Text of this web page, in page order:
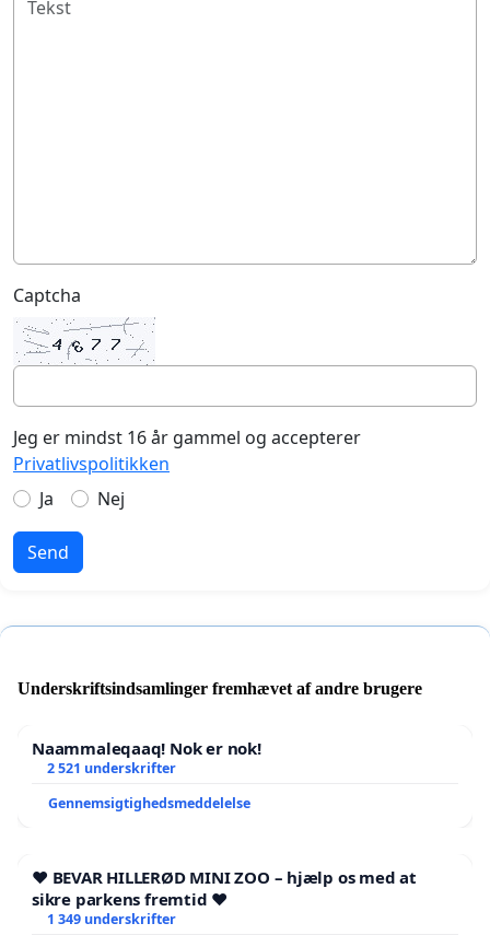
Captcha
Jeg er mindst 16 år gammel og accepterer
Privatlivspolitikken
Ja
Nej
Send
Underskriftsindsamlinger fremhævet af andre brugere
Naammaleqaaq! Nok er nok!
2 521 underskrifter
Gennemsigtighedsmeddelelse
❤️ BEVAR HILLERØD MINI ZOO – hjælp os med at
sikre parkens fremtid ❤️
1 349 underskrifter